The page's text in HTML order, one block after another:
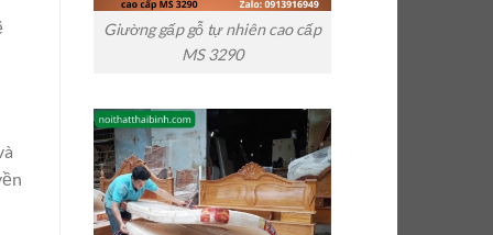
Giường gấp gỗ tự nhiên cao cấp
MS 3290